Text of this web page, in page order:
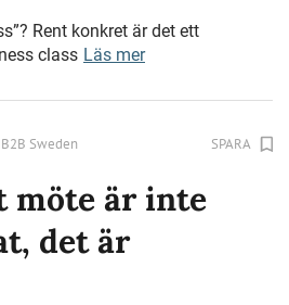
Rent konkret är det ett
class Läs mer
Sweden SPARA
möte är inte
det är